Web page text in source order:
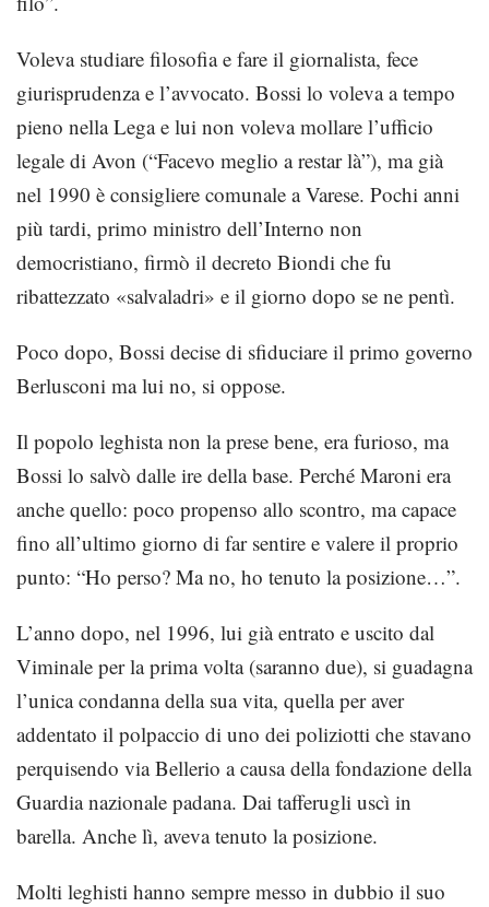
Voleva studiare filosofia e fare il giornalista, fece
giurisprudenza e l’avvocato. Bossi lo voleva a tempo
pieno nella Lega e lui non voleva mollare l’ufficio
legale di Avon (“Facevo meglio a restar là”), ma già
nel 1990 è consigliere comunale a Varese. Pochi anni
più tardi, primo ministro dell’Interno non
democristiano, firmò il decreto Biondi che fu
ribattezzato «salvaladri» e il giorno dopo se ne pentì.
Poco dopo, Bossi decise di sfiduciare il primo governo
Berlusconi ma lui no, si oppose.
Il popolo leghista non la prese bene, era furioso, ma
Bossi lo salvò dalle ire della base. Perché Maroni era
anche quello: poco propenso allo scontro, ma capace
fino all’ultimo giorno di far sentire e valere il proprio
punto: “Ho perso? Ma no, ho tenuto la posizione…”.
L’anno dopo, nel 1996, lui già entrato e uscito dal
Viminale per la prima volta (saranno due), si guadagna
l’unica condanna della sua vita, quella per aver
addentato il polpaccio di uno dei poliziotti che stavano
perquisendo via Bellerio a causa della fondazione della
Guardia nazionale padana. Dai tafferugli uscì in
barella. Anche lì, aveva tenuto la posizione.
Molti leghisti hanno sempre messo in dubbio il suo